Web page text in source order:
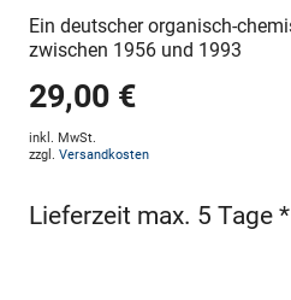
Ein deutscher organisch-
zwischen 1956 und 1993
29,00 €
inkl. MwSt.
zzgl. Versandkosten
Lieferzeit max. 5 Tage *